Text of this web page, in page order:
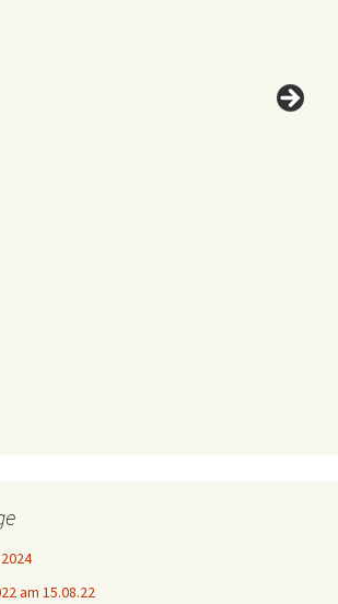
am 15.08.22